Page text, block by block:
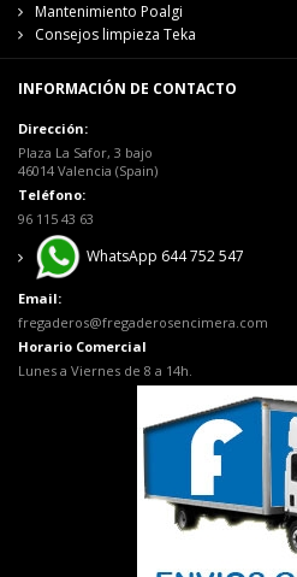
Mantenimiento Poalgi
Consejos limpieza Teka
INFORMACIÓN DE CONTACTO
Dirección:
Plaza La Safor, 3 bajo
46014 Valencia (Spain)
Teléfono:
96 115 43 63
WhatsApp 644 752 547
Email:
fregaderos@fregaderosencimera.com
Horario Comercial
Lunes a Viernes de 8 a 14h.